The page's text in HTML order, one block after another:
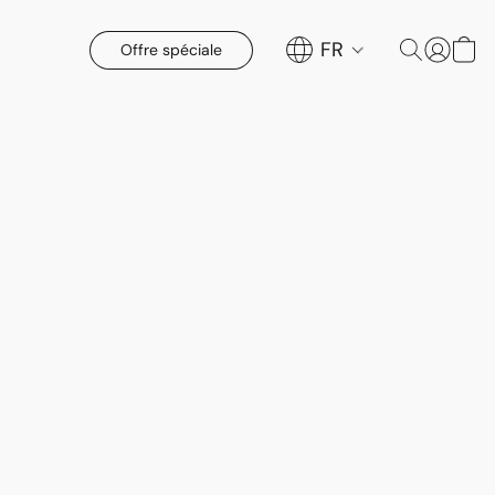
Offre spéciale FR